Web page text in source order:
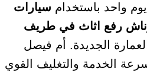
يوم واحد باستخدام سيارات
رفع اثاث في طريف
الجديدة. أم فيصل
الخدمة والتغليف القوي